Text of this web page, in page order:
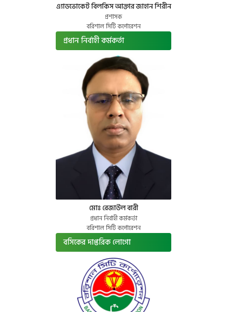
এ্যাডভোকেট বিলকিস আক্তার জাহান শিরীন
প্রশাসক
বরিশাল সিটি কর্পোরেশন
প্রধান নির্বাহী কর্মকর্তা
মোঃ রেজাউল বারী
প্রধান নির্বাহী কর্মকর্তা
বরিশাল সিটি কর্পোরেশন
বসিকের দাপ্তরিক লোগো